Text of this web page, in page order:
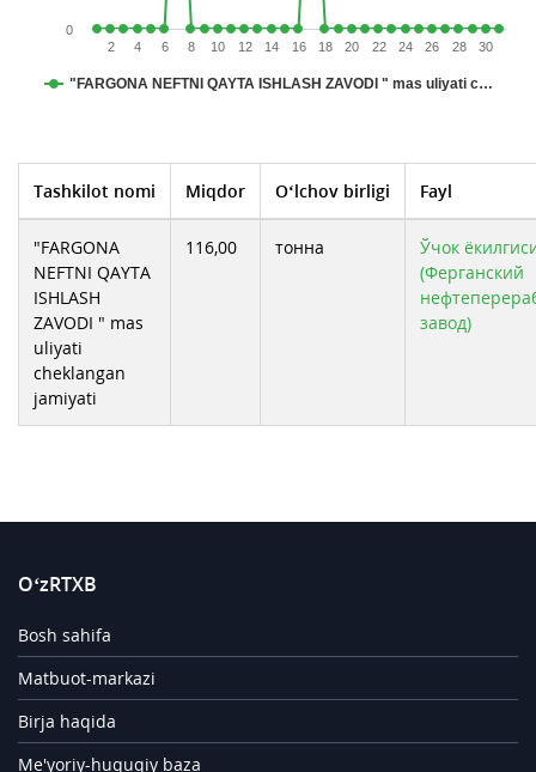
"FARGONA NEFTNI QAYTA ISHLASH ZAVODI " mas uliyati c…
2 4 6 8 10 12 14 16 18 20 22 24 26 28 30
0
Tashkilot nomi Miqdor O‘lchov birligi Fayl
"FARGONA
NEFTNI QAYTA
ISHLASH
ZAVODI " mas
uliyati
cheklangan
jamiyati
116,00 тонна
Ўчок
(Ферганский
завод)
O‘zRTXB
Bosh sahifa
Matbuot-markazi
Birja haqida
Me'yoriy-huquqiy baza